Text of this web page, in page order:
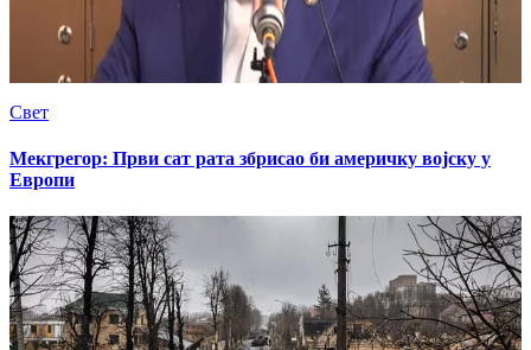
Свет
Мекгрегор: Први сат рата збрисао би америчку војску у
Европи